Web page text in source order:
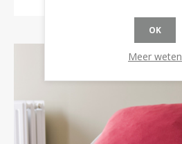
OK
Meer weten